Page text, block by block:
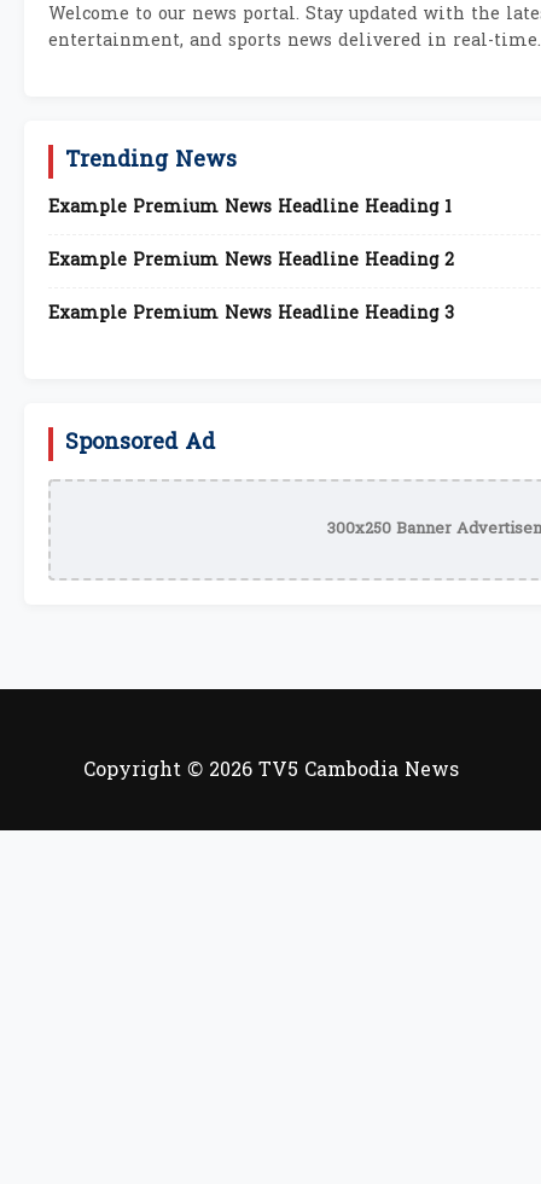
Welcome to our news portal. Stay updated with the
entertainment, and sports news delivered in real-time.
Trending News
Example Premium News Headline Heading 1
Example Premium News Headline Heading 2
Example Premium News Headline Heading 3
Sponsored Ad
300x250 Banner
Copyright © 2026 TV5 Cambodia News